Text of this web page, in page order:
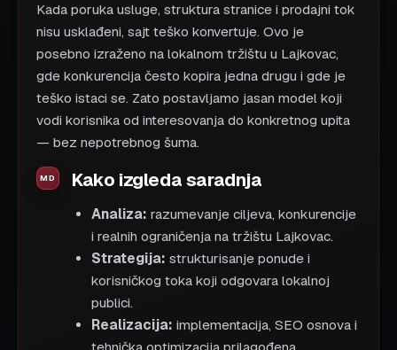
Kada poruka usluge, struktura stranice i prodajni tok
nisu usklađeni, sajt teško konvertuje. Ovo je
posebno izraženo na lokalnom tržištu u Lajkovac,
gde konkurencija često kopira jedna drugu i gde je
teško istaci se. Zato postavljamo jasan model koji
vodi korisnika od interesovanja do konkretnog upita
— bez nepotrebnog šuma.
Kako izgleda saradnja
Analiza: razumevanje ciljeva, konkurencije
i realnih ograničenja na tržištu Lajkovac.
Strategija: strukturisanje ponude i
korisničkog toka koji odgovara lokalnoj
publici.
Realizacija: implementacija, SEO osnova i